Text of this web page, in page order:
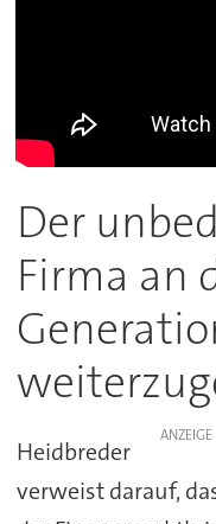
Der
Firma an
ANZEIGE
Heidbreder
verweist darauf,